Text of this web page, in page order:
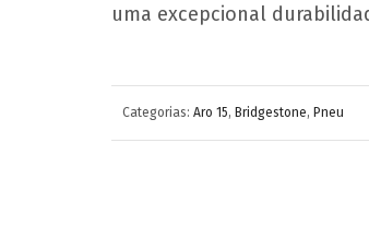
uma excepcional
Categorias: Aro 15, Bridgestone, Pneu